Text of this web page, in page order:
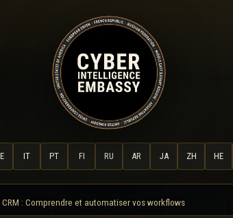
IT PT FI RU AR JA ZH HE
: Comprendre et automatiser vos workflows